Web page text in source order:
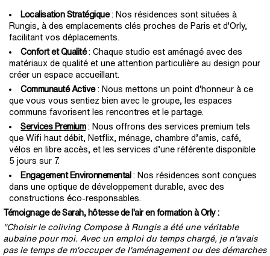
Localisation Stratégique: Nos résidences sont situées à
Rungis, à des emplacements clés proches de Paris et d'Orly,
facilitant vos déplacements.
Confort et Qualité: Chaque studio est aménagé avec des
matériaux de qualité et une attention particulière au design pour
créer un espace accueillant.
Communauté Active: Nous mettons un point d'honneur à ce
que vous vous sentiez bien avec le groupe, les espaces
communs favorisent les rencontres et le partage.
Services Premium: Nous offrons des services premium tels
que Wifi haut débit, Netflix, ménage, chambre d’amis, café,
vélos en libre accès, et les services d’une référente disponible
5 jours sur 7.
Engagement Environnemental : Nos résidences sont conçues
dans une optique de développement durable, avec des
constructions éco-responsables.
Témoignage de Sarah, hôtesse de l'air en formation à Orly :
"Choisir le coliving Compose à Rungis a été une véritable
aubaine pour moi. Avec un emploi du temps chargé, je n'avais
pas le temps de m'occuper de l'aménagement ou des démarches